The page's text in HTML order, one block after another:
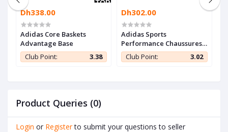
Dh338.00
Adidas Core Baskets
Advantage Base
Club Point:
3.38
Dh302.00
Adidas Sports
Performance Chaussures
Grand Court Base
Club Point: 3.02
Product Queries (0)
Login or Register to submit your questions to seller